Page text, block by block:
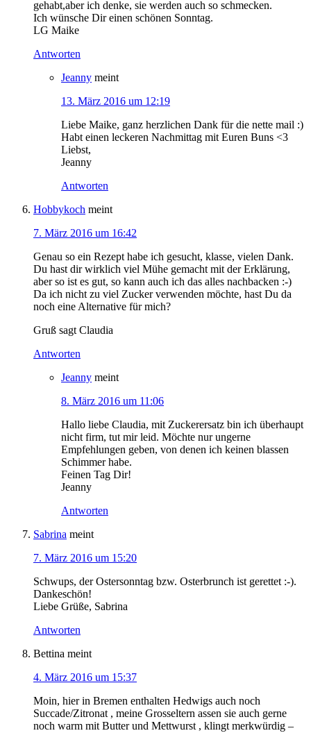
gehabt,aber ich denke, sie werden auch so schmecken.
Ich wünsche Dir einen schönen Sonntag.
LG Maike
Antworten
Jeanny meint
13. März 2016 um 12:19
Liebe Maike, ganz herzlichen Dank für die nette mail :)
Habt einen leckeren Nachmittag mit Euren Buns <3
Liebst,
Jeanny
Antworten
Hobbykoch meint
7. März 2016 um 16:42
Genau so ein Rezept habe ich gesucht, klasse, vielen Dank.
Du hast dir wirklich viel Mühe gemacht mit der Erklärung,
aber so ist es gut, so kann auch ich das alles nachbacken :-)
Da ich nicht zu viel Zucker verwenden möchte, hast Du da
noch eine Alternative für mich?
Gruß sagt Claudia
Antworten
Jeanny meint
8. März 2016 um 11:06
Hallo liebe Claudia, mit Zuckerersatz bin ich überhaupt
nicht firm, tut mir leid. Möchte nur ungerne
Empfehlungen geben, von denen ich keinen blassen
Schimmer habe.
Feinen Tag Dir!
Jeanny
Antworten
Sabrina meint
7. März 2016 um 15:20
Schwups, der Ostersonntag bzw. Osterbrunch ist gerettet :-).
Dankeschön!
Liebe Grüße, Sabrina
Antworten
Bettina meint
4. März 2016 um 15:37
Moin, hier in Bremen enthalten Hedwigs auch noch
Succade/Zitronat , meine Grosseltern assen sie auch gerne
noch warm mit Butter und Mettwurst , klingt merkwürdig –